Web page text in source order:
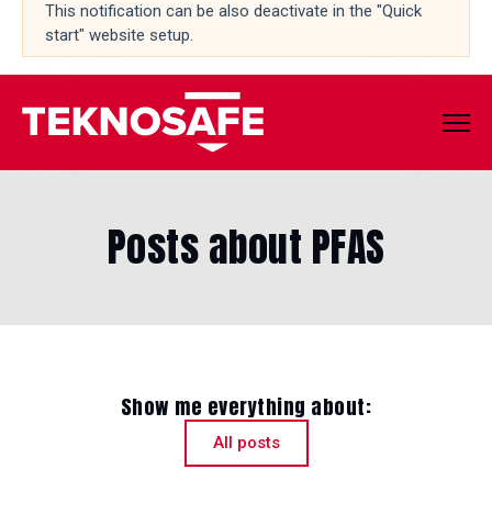
This notification can be also deactivate in the "Quick
start" website setup.
Posts about PFAS
Show me everything about:
All posts